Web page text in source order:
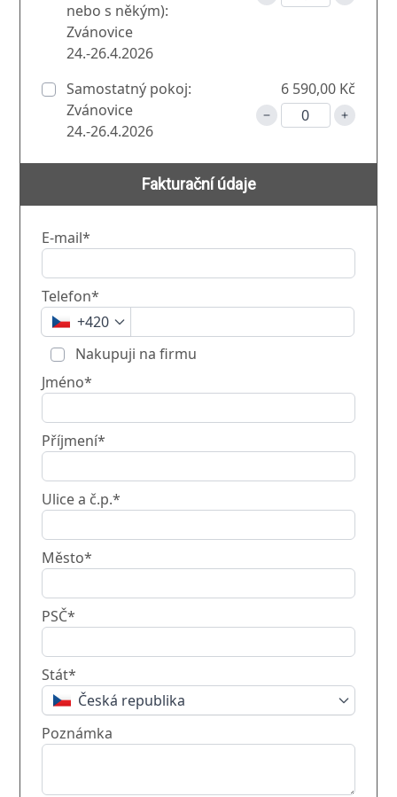
nebo s někým):
Zvánovice
24.-26.4.2026
Samostatný pokoj:
Zvánovice
24.-26.4.2026
6 590,00 Kč
Fakturační údaje
E-mail*
Telefon*
+420
Nakupuji na firmu
Jméno*
Příjmení*
Ulice a č.p.*
Město*
PSČ*
Stát*
Česká republika
Poznámka